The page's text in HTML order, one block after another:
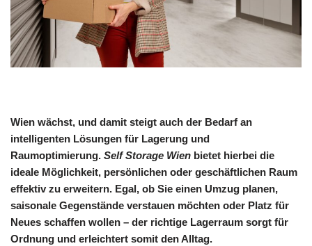
Wien wächst, und damit steigt auch der Bedarf an
intelligenten Lösungen für Lagerung und
Raumoptimierung. Self Storage Wien bietet hierbei die
ideale Möglichkeit, persönlichen oder geschäftlichen Raum
effektiv zu erweitern. Egal, ob Sie einen Umzug planen,
saisonale Gegenstände verstauen möchten oder Platz für
Neues schaffen wollen – der richtige Lagerraum sorgt für
Ordnung und erleichtert somit den Alltag.